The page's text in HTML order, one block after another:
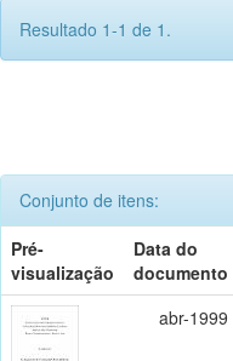
Resultado 1-1 de 1.
Conjunto de itens:
Pré-
visualização
Data do
documento
abr-1999